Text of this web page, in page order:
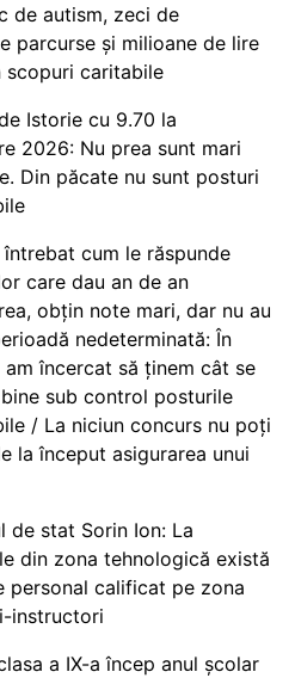
de autism, zeci de
parcurse și milioane de lire
scopuri caritabile
Istorie cu 9.70 la
2026: Nu prea sunt mari
Din păcate nu sunt posturi
întrebat cum le răspunde
care dau an de an
obțin note mari, dar nu au
nedeterminată: În
am încercat să ținem cât se
sub control posturile
/ La niciun concurs nu poți
la început asigurarea unui
de stat Sorin Ion: La
din zona tehnologică există
personal calificat pe zona
instructori
a IX-a încep anul școlar